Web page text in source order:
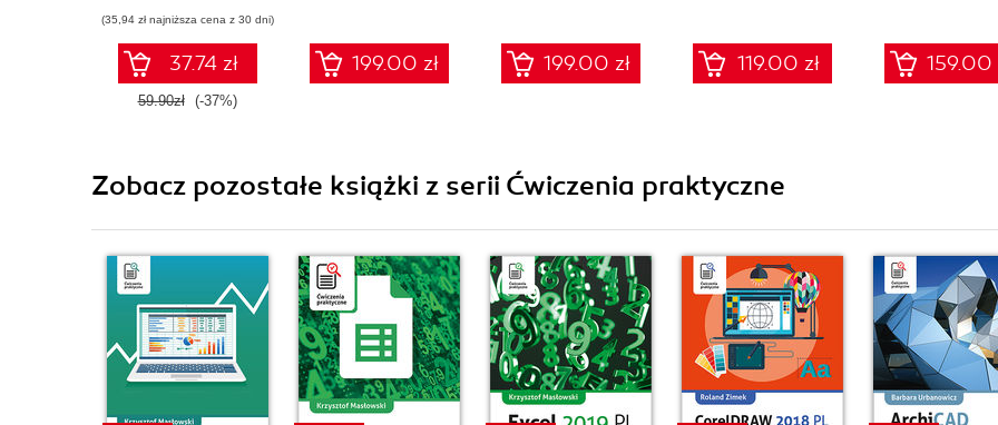
(35,94 zł najniższa cena z 30 dni)
37.74 zł
59.90zł (-37%)
199.00 zł 199.00 zł 119.00 zł 159.00
Zobacz pozostałe książki z serii Ćwiczenia praktyczne